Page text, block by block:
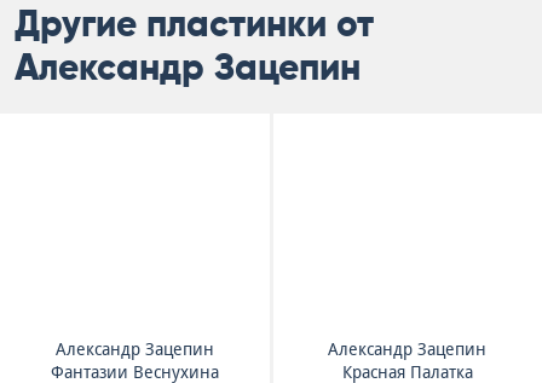
Другие пластинки от
Александр Зацепин
Александр Зацепин
Фантазии Веснухина
Александр Зацепин
Красная Палатка